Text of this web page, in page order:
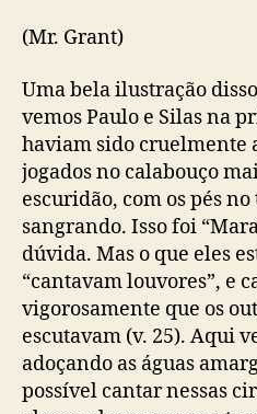
(Mr. Grant)
Uma bela ilustração
vemos Paulo e Silas na
haviam sido cruelmente
jogados no calabouço
escuridão, com os pés no
sangrando. Isso foi
dúvida. Mas o que eles
“cantavam louvores”, e
vigorosamente que os
escutavam (v. 25). Aqui
adoçando as águas
possível cantar nessas